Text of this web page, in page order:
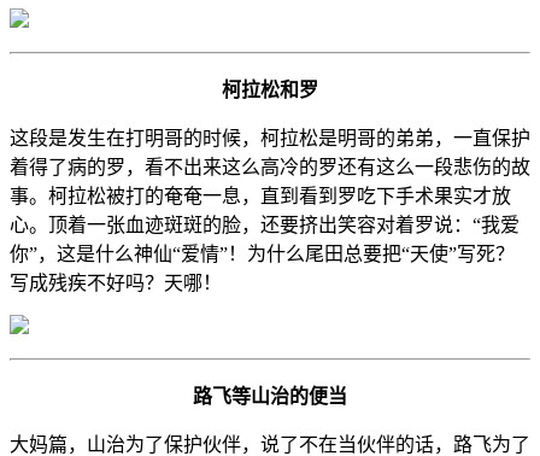
柯拉松和罗
这段是发生在打明哥的时候，柯拉松是明哥的弟弟，一直保护
着得了病的罗，看不出来这么高冷的罗还有这么一段悲伤的故
事。柯拉松被打的奄奄一息，直到看到罗吃下手术果实才放
心。顶着一张血迹斑斑的脸，还要挤出笑容对着罗说：“我爱
你”，这是什么神仙“爱情”！为什么尾田总要把“天使”写死？
写成残疾不好吗？天哪！
路飞等山治的便当
大妈篇，山治为了保护伙伴，说了不在当伙伴的话，路飞为了